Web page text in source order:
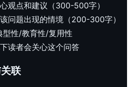
观点和建议（300-500字）
该问题出现的情境（200-300字）
型性/教育性/复用性
读者会关心这个问答
联